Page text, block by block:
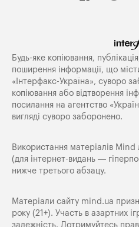
Будь-яке копiювання,
поширення iнформацiї, що
«Iнтерфакс-Україна», суворо
копіювання або відтворення
посилання на агентство
вигляді суворо заборонено.
Використання матеріалів
(для інтернет-видань —
нижче третього абзацу.
Матеріали сайту mind.ua
року (21+). Участь в азартних
залежність. Дотримуйтесь